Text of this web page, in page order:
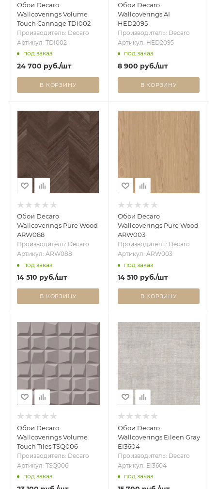
Обои Decaro
Wallcoverings Volume
Touch Cannage TDI002
Производитель: Decaro
Артикул: TDI002
под заказ
24 700 руб./шт
В КОРЗИНУ
Обои Decaro
Wallcoverings AI
HED2095
Производитель: Decaro
Артикул: HED2095
под заказ
8 900 руб./шт
В КОРЗИНУ
Обои Decaro
Wallcoverings Pure Wood
ARW088
Производитель: Decaro
Артикул: ARW088
под заказ
14 510 руб./шт
В КОРЗИНУ
Обои Decaro
Wallcoverings Pure Wood
ARW003
Производитель: Decaro
Артикул: ARW003
под заказ
14 510 руб./шт
В КОРЗИНУ
Обои Decaro
Wallcoverings Volume
Touch Tiles TSQ006
Производитель: Decaro
Артикул: TSQ006
под заказ
Обои Decaro
Wallcoverings Eileen Gray
EI3604
Производитель: Decaro
Артикул: EI3604
под заказ